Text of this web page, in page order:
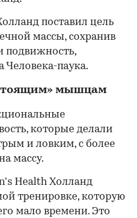
поставил цель
массы, сохранив
подвижность,
Человека-паука.
мышцам
которые делали
и ловким, с более
массу.
Health Холланд
тренировке, которую
мало времени. Это